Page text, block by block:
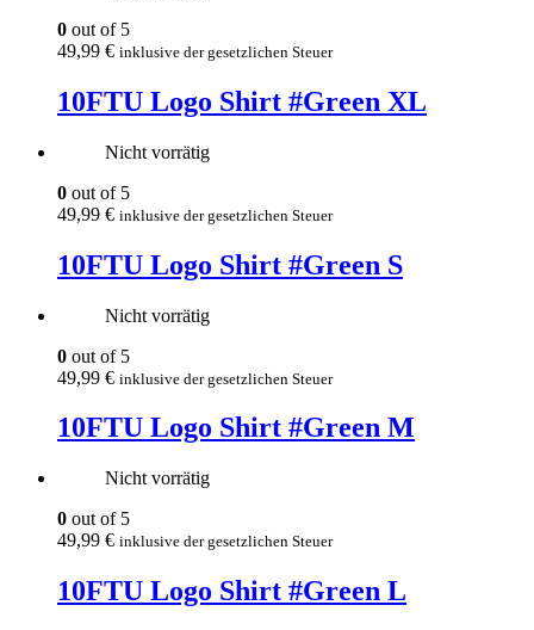
0 out of 5
49,99 € inklusive der gesetzlichen Steuer
10FTU Logo Shirt #Green XL
Nicht vorrätig
0 out of 5
49,99 € inklusive der gesetzlichen Steuer
10FTU Logo Shirt #Green S
Nicht vorrätig
0 out of 5
49,99 € inklusive der gesetzlichen Steuer
10FTU Logo Shirt #Green M
Nicht vorrätig
0 out of 5
49,99 € inklusive der gesetzlichen Steuer
10FTU Logo Shirt #Green L